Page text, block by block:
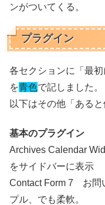
ンがついてくる。
プラグイン
各セクションに「最
を青色で記しました。
以下はその他「ある
基本のプラグイン
Archives Calendar
をサイドバーに表示
Contact Form 7 お問
プル、でも柔軟。